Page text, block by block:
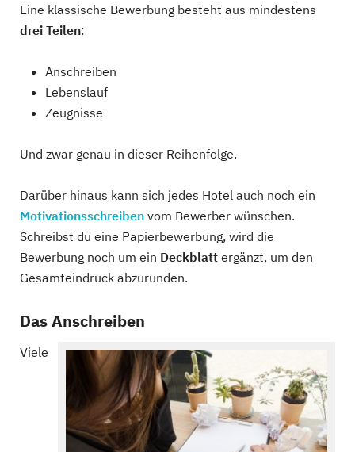
Eine klassische Bewerbung besteht aus mindestens
drei Teilen:
Anschreiben
Lebenslauf
Zeugnisse
Und zwar genau in dieser Reihenfolge.
Darüber hinaus kann sich jedes Hotel auch noch ein
Motivationsschreiben vom Bewerber wünschen.
Schreibst du eine Papierbewerbung, wird die
Bewerbung noch um ein Deckblatt ergänzt, um den
Gesamteindruck abzurunden.
Das Anschreiben
Viele